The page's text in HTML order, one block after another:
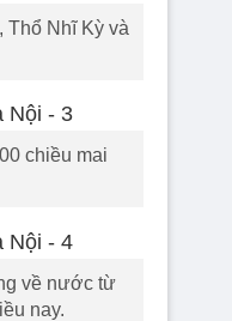
Thổ Nhĩ Kỳ và
chiều mai
về nước từ
nay.